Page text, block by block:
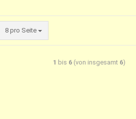
8 pro Seite
1 bis 6(von insgesamt 6)